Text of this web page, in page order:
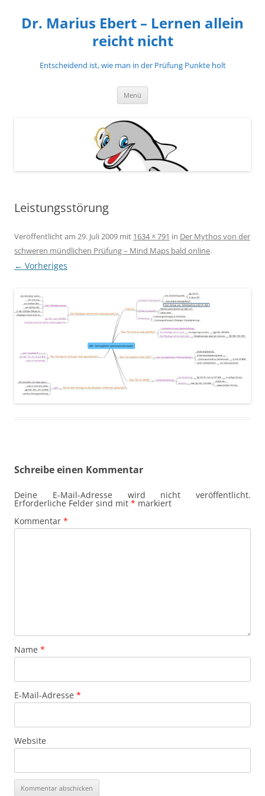
springen
Dr. Marius Ebert – Lernen allein
reicht nicht
Entscheidend ist, wie man in der Prüfung Punkte holt
Menü
Leistungsstörung
Veröffentlicht am 29. Juli 2009 mit 1634 × 791 in Der Mythos von der
schweren mündlichen Prüfung – Mind Maps bald online.
← Vorheriges
Schreibe einen Kommentar
Deine E-Mail-Adresse wird nicht veröffentlicht.
Erforderliche Felder sind mit * markiert
Kommentar *
Name *
E-Mail-Adresse *
Website